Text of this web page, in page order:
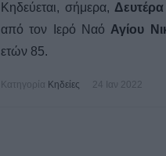
Κηδεύεται, σήμερα,
από τον Ιερό Ναό Αγίου
ετών 85.
Κατηγορία Κηδείες 24 Ιαν 2022